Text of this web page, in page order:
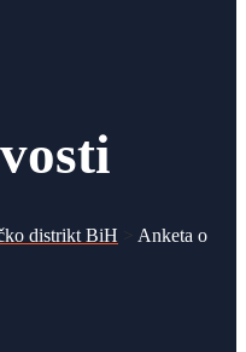
distrikt BiH > Anketa o